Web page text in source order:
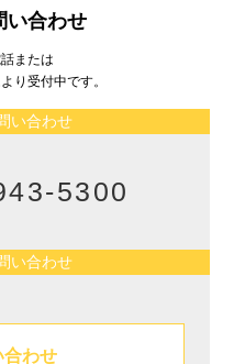
い合わせ
または
り受付中です。
い合わせ
5300
い合わせ
合わせ